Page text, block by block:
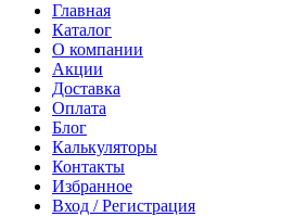
Главная
Каталог
О компании
Акции
Доставка
Оплата
Блог
Калькуляторы
Контакты
Избранное
Вход / Регистрация